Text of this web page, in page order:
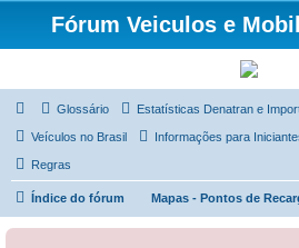
Fórum Veiculos e
Glossário Estatísticas Denatran e
Veículos no Brasil Informações para
Regras
Índice do fórum Mapas - Pontos de